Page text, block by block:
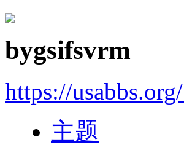
bygsifsvrm
https://
主题